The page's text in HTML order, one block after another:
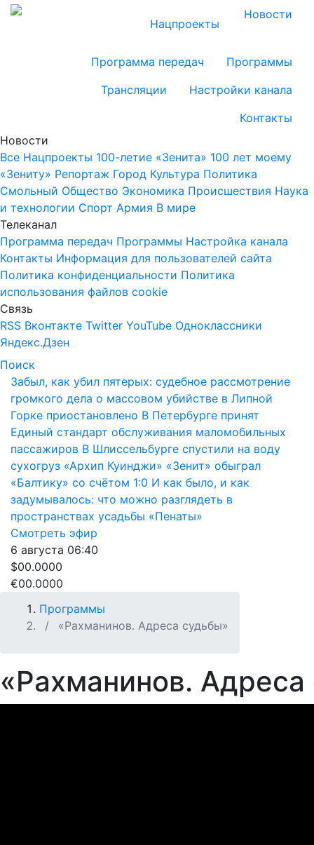
Нацпроекты
Новости
Программа передач
Программы
Трансляции
Настройки канала
Контакты
Новости
Все Нацпроекты 100-летие «Зенита» 100 лет моему
«Зениту» Репортаж Город Культура Политика
Смольный Общество Экономика Происшествия Наука
и технологии Спорт Армия В мире
Телеканал
Программа передач Программы Настройка канала
Контакты Информация для пользователей сайта
Политика конфиденциальности Политика
использования файлов cookie
Связь
RSS Вконтакте Twitter YouTube Одноклассники
Яндекс.Дзен
Поиск
Забыл, как убил пятерых: судебное рассмотрение
громкого дела о массовом убийстве в Липной
Горке приостановлено В Петербурге принят
Единый стандарт обслуживания маломобильных
пассажиров В Шлиссельбурге спустили на воду
сухогруз «Архип Куинджи» «Зенит» обыграл
«Балтику» со счётом 1:0 И как было, и как
задумывалось: что можно разглядеть в
пространствах усадьбы «Пенаты»
Смотреть эфир
6 августа 06:40
$00.0000
€00.0000
Программы
«Рахманинов. Адреса судьбы»
«Рахманинов.